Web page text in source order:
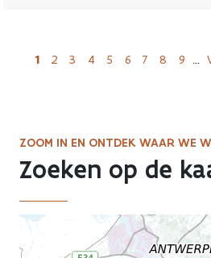
Grote
page
1 2 3 4 5 6 7 8 9 …
ZOOM IN EN ONTDEK WAAR WE
Zoeken op de
AWV
map